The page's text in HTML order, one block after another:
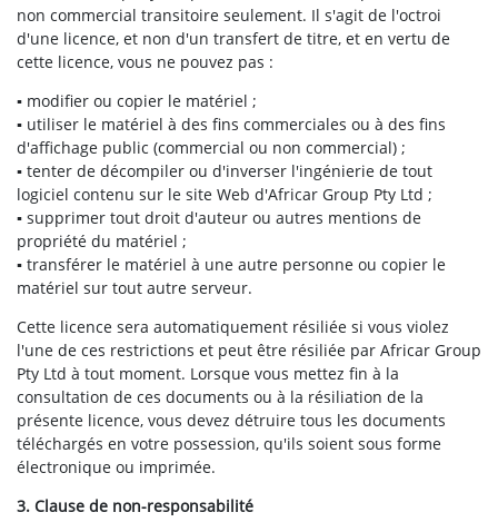
non commercial transitoire seulement. Il s'agit de l'octroi
d'une licence, et non d'un transfert de titre, et en vertu de
cette licence, vous ne pouvez pas :
▪ modifier ou copier le matériel ;
▪ utiliser le matériel à des fins commerciales ou à des fins
d'affichage public (commercial ou non commercial) ;
▪ tenter de décompiler ou d'inverser l'ingénierie de tout
logiciel contenu sur le site Web d'Africar Group Pty Ltd ;
▪ supprimer tout droit d'auteur ou autres mentions de
propriété du matériel ;
▪ transférer le matériel à une autre personne ou copier le
matériel sur tout autre serveur.
Cette licence sera automatiquement résiliée si vous violez
l'une de ces restrictions et peut être résiliée par Africar Group
Pty Ltd à tout moment. Lorsque vous mettez fin à la
consultation de ces documents ou à la résiliation de la
présente licence, vous devez détruire tous les documents
téléchargés en votre possession, qu'ils soient sous forme
électronique ou imprimée.
3. Clause de non-responsabilité